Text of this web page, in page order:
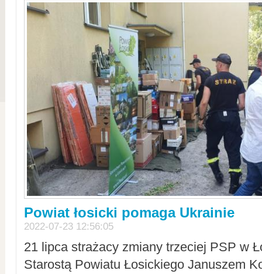
Powiat łosicki pomaga Ukrainie
2022-07-23 12:56:05
21 lipca strażacy zmiany trzeciej PSP w
Starostą Powiatu Łosickiego Januszem